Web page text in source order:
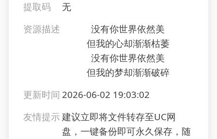
提取码
无
资源描述
没有你世界依然美
但我的心却渐渐枯萎
没有你世界依然美
但我的梦却渐渐破碎
更新时间 2026-06-02 19:03:02
友情提示建议立即将文件转存至UC网
盘，一键备份即可永久保存，随